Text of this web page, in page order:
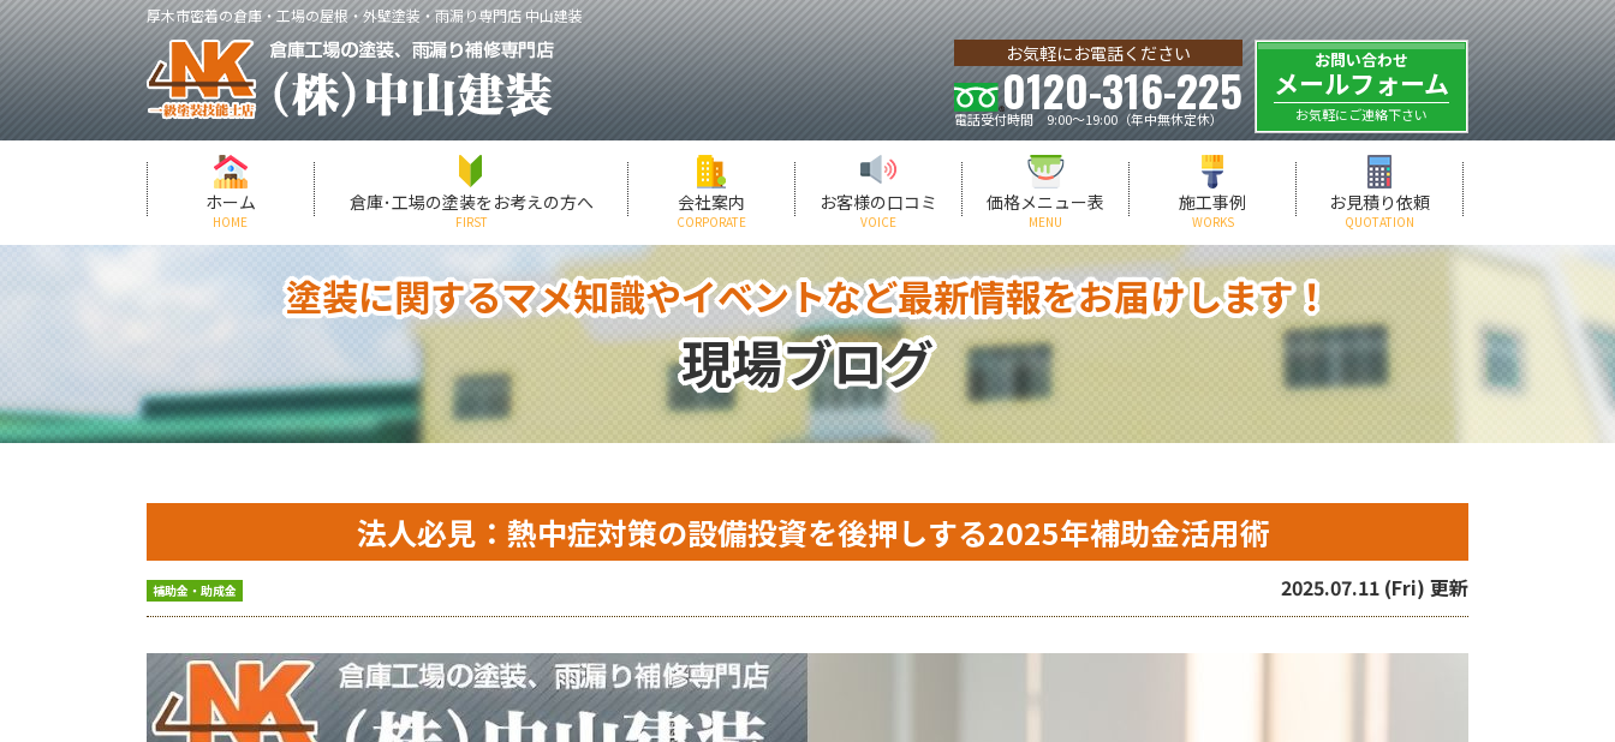
厚木市密着の倉庫・工場の屋根・外壁塗装・雨漏り専門店 中山建装
お気軽にお電話ください
0120-316-225
電話受付時間 9:00～19:00（年中無休定休）
お問い合わせ
メールフォーム
お気軽にご連絡下さい
ホーム
HOME
倉庫･工場の塗装をお考えの方へ
FIRST
会社案内
CORPORATE
お客様の口コミ
VOICE
価格メニュー表
MENU
施工事例
WORKS
お見積り依頼
QUOTATION
塗装に関するマメ知識やイベントなど最新情報をお届けします！
現場ブログ
法人必見：熱中症対策の設備投資を後押しする2025年補助金活用術
補助金・助成金 2025.07.11 (Fri) 更新